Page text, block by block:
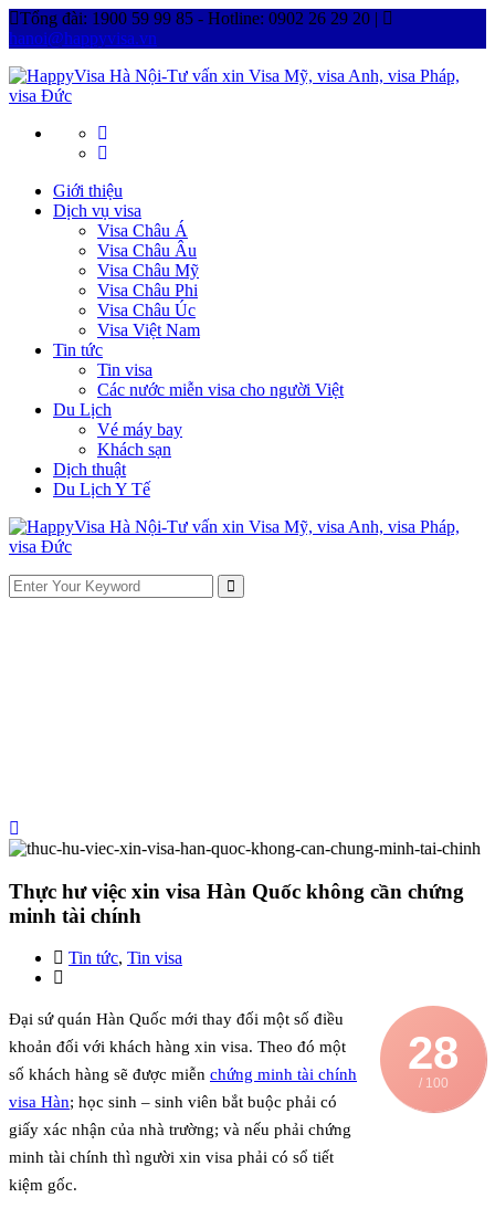
Tổng đài: 1900 59 99 85 - Hotline: 0902 26 29 20 |
hanoi@happyvisa.vn
Giới thiệu
Dịch vụ visa
Visa Châu Á
Visa Châu Âu
Visa Châu Mỹ
Visa Châu Phi
Visa Châu Úc
Visa Việt Nam
Tin tức
Tin visa
Các nước miễn visa cho người Việt
Du Lịch
Vé máy bay
Khách sạn
Dịch thuật
Du Lịch Y Tế
Thực hư việc xin visa Hàn Quốc không cần chứng
minh tài chính
Tin tức, Tin visa
28
/ 100
Đại sứ quán Hàn Quốc mới thay đối một số điều
khoản đối với khách hàng xin visa. Theo đó một
số khách hàng sẽ được miễn chứng minh tài chính
visa Hàn; học sinh – sinh viên bắt buộc phải có
giấy xác nhận của nhà trường; và nếu phải chứng
minh tài chính thì người xin visa phải có sổ tiết
kiệm gốc.